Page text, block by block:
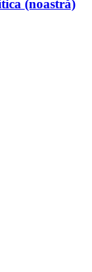
(noastră)